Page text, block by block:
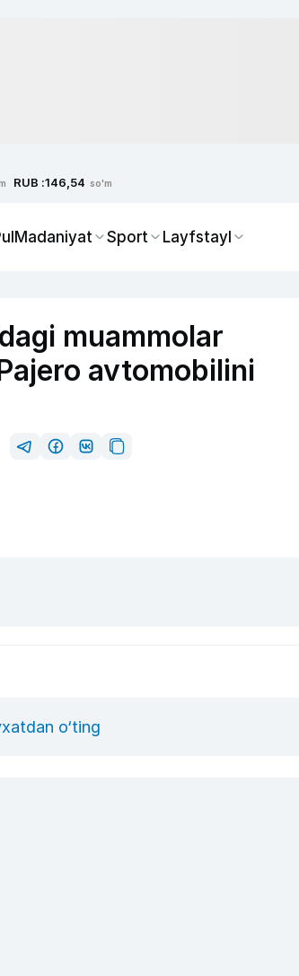
RUB :146,54 so'm
Madaniyat Sport Layfstayl
muammolar
avtomobilini
o‘ting